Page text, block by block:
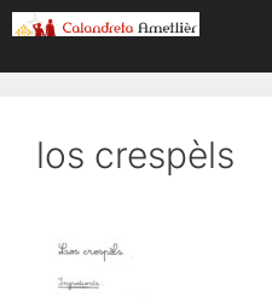
Aller
au
contenu
los crespèls